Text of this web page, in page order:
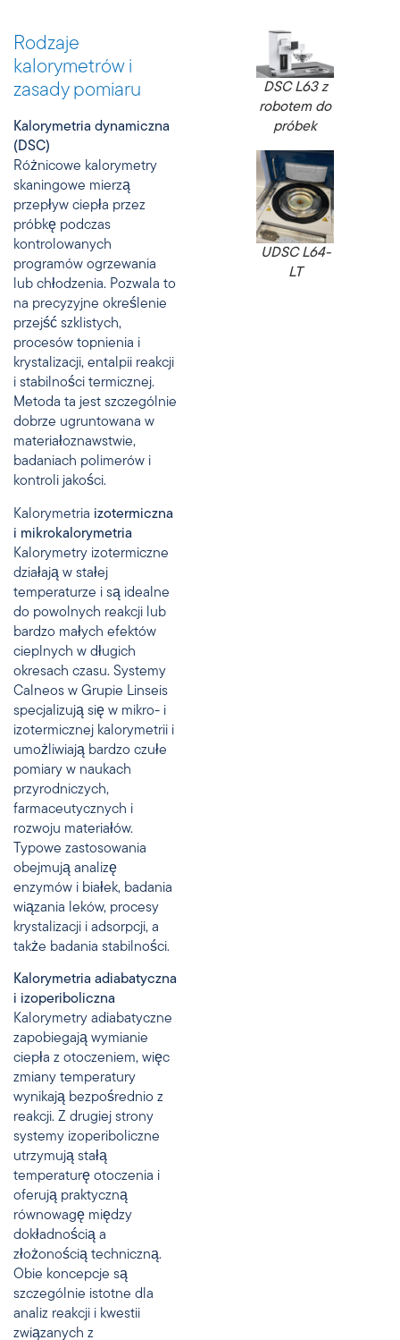
Rodzaje
kalorymetrów i
zasady pomiaru
Kalorymetria dynamiczna
(DSC)
Różnicowe kalorymetry
skaningowe mierzą
przepływ ciepła przez
próbkę podczas
kontrolowanych
programów ogrzewania
lub chłodzenia. Pozwala to
na precyzyjne określenie
przejść szklistych,
procesów topnienia i
krystalizacji, entalpii reakcji
i stabilności termicznej.
Metoda ta jest szczególnie
dobrze ugruntowana w
materiałoznawstwie,
badaniach polimerów i
kontroli jakości.
Kalorymetria izotermiczna
i mikrokalorymetria
Kalorymetry izotermiczne
działają w stałej
temperaturze i są idealne
do powolnych reakcji lub
bardzo małych efektów
cieplnych w długich
okresach czasu. Systemy
Calneos w Grupie Linseis
specjalizują się w mikro- i
izotermicznej kalorymetrii i
umożliwiają bardzo czułe
pomiary w naukach
przyrodniczych,
farmaceutycznych i
rozwoju materiałów.
Typowe zastosowania
obejmują analizę
enzymów i białek, badania
wiązania leków, procesy
krystalizacji i adsorpcji, a
także badania stabilności.
Kalorymetria adiabatyczna
i izoperiboliczna
Kalorymetry adiabatyczne
zapobiegają wymianie
ciepła z otoczeniem, więc
zmiany temperatury
wynikają bezpośrednio z
reakcji. Z drugiej strony
systemy izoperiboliczne
utrzymują stałą
temperaturę otoczenia i
oferują praktyczną
równowagę między
dokładnością a
złożonością techniczną.
Obie koncepcje są
szczególnie istotne dla
analiz reakcji i kwestii
związanych z
DSC L63 z
robotem do
próbek
UDSC L64-
LT